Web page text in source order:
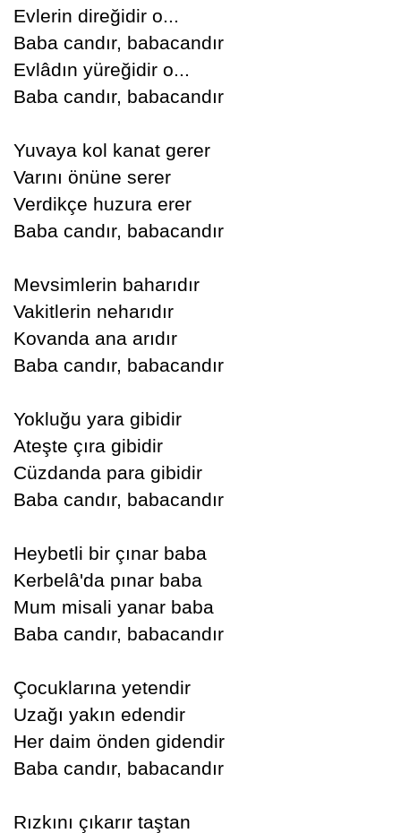
Evlerin direğidir o...
Baba candır, babacandır
Evlâdın yüreğidir o...
Baba candır, babacandır
Yuvaya kol kanat gerer
Varını önüne serer
Verdikçe huzura erer
Baba candır, babacandır
Mevsimlerin baharıdır
Vakitlerin neharıdır
Kovanda ana arıdır
Baba candır, babacandır
Yokluğu yara gibidir
Ateşte çıra gibidir
Cüzdanda para gibidir
Baba candır, babacandır
Heybetli bir çınar baba
Kerbelâ'da pınar baba
Mum misali yanar baba
Baba candır, babacandır
Çocuklarına yetendir
Uzağı yakın edendir
Her daim önden gidendir
Baba candır, babacandır
Rızkını çıkarır taştan